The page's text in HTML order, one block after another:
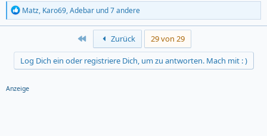
R
e
a
i
o
s
:
Matz, Karo69,Adebar und 7 andere
First Zurück 29 von 29
Log Dich ein oder registriere Dich, um zu antworten. Mach mit : )
Anzeige